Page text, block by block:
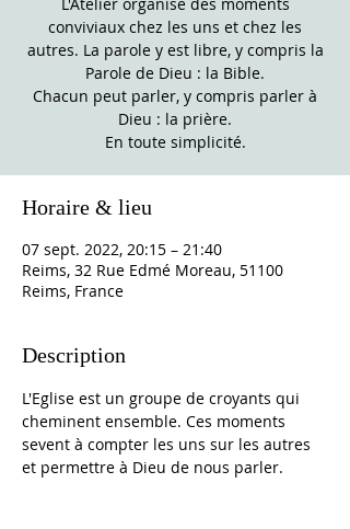
conviviaux chez les uns et chez les
autres. La parole y est libre, y compris la
Parole de Dieu : la Bible.
Chacun peut parler, y compris parler à
Dieu : la prière.
En toute simplicité.
Horaire & lieu
07 sept. 2022, 20:15 – 21:40
Reims, 32 Rue Edmé Moreau, 51100
Reims, France
Description
L'Eglise est un groupe de croyants qui
cheminent ensemble. Ces moments
sevent à compter les uns sur les autres
et permettre à Dieu de nous parler.